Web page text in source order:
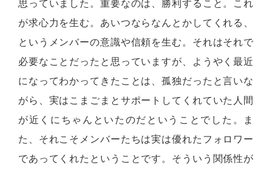
思っていました。重要なのは、勝利すること。これ
が求心力を生む。あいつならなんとかしてくれる、
というメンバーの意識や信頼を生む。それはそれで
必要なことだったと思っていますが、ようやく最近
になってわかってきたことは、孤独だったと言いな
がら、実はこまごまとサポートしてくれていた人間
が近くにちゃんといたのだということでした。ま
た、それこそメンバーたちは実は優れたフォロワー
であってくれたということです。そういう関係性が